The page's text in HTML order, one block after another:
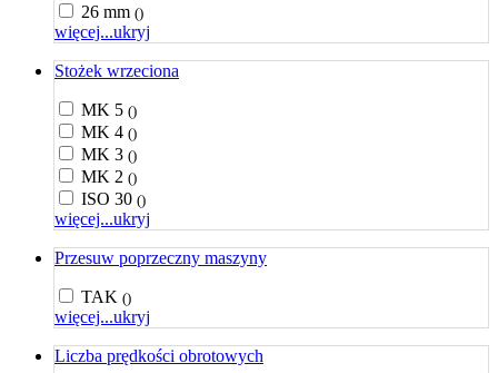
26 mm ()
więcej...ukryj
Stożek wrzeciona
MK 5 ()
MK 4 ()
MK 3 ()
MK 2 ()
ISO 30 ()
więcej...ukryj
Przesuw poprzeczny maszyny
TAK ()
więcej...ukryj
Liczba prędkości obrotowych